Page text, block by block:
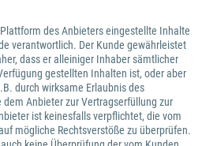
des Anbieters eingestellte Inhalte
verantwortlich. Der Kunde gewährleistet
dass er alleiniger Inhaber sämtlicher
gestellten Inhalten ist, oder aber
durch wirksame Erlaubnis des
dem Anbieter zur Vertragserfüllung zur
ist keinesfalls verpflichtet, die vom
mögliche Rechtsverstöße zu überprüfen.